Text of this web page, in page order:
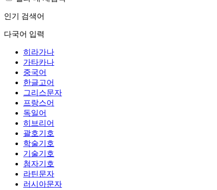
인기 검색어
다국어 입력
히라가나
가타카나
중국어
한글고어
그리스문자
프랑스어
독일어
히브리어
괄호기호
학술기호
기술기호
첨자기호
라틴문자
러시아문자